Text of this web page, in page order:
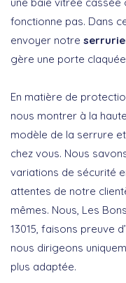
fonctionne pas. Dans
envoyer notre
gère une porte
En matière de
nous montrer à la
modèle de la serrure
chez vous. Nous
variations de sécurité
attentes de notre
mêmes. Nous, Les
13015, faisons preuve
nous dirigeons
plus adaptée.